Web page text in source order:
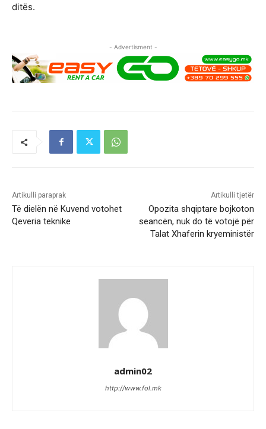
ditës.
- Advertisment -
Artikulli paraprak
Të dielën në Kuvend votohet
Qeveria teknike
Artikulli tjetër
Opozita shqiptare bojkoton
seancën, nuk do të votojë për
Talat Xhaferin kryeministër
admin02
http://www.fol.mk